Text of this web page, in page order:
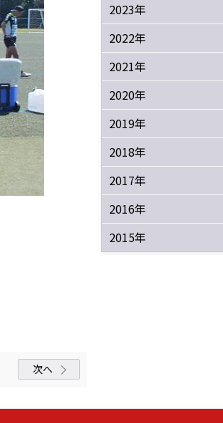
次へ
2023年
2022年
2021年
2020年
2019年
2018年
2017年
2016年
2015年